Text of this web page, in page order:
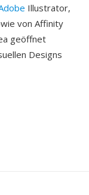
Illustrator,
von Affinity
geöffnet
Designs